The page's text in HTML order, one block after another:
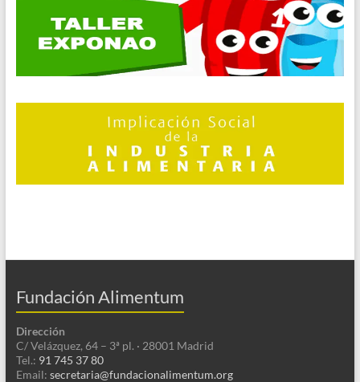
Fundación Alimentum
Dirección
C/ Velázquez, 64 – 3ª pl. · 28001 Madrid
Tel.: 91 745 37 80
Email: secretaria@fundacionalimentum.org